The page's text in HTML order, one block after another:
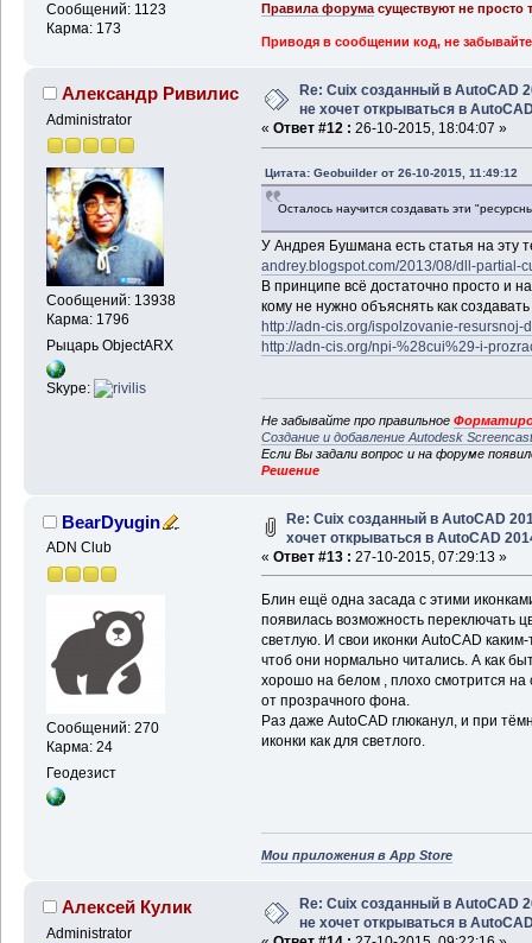
Сообщений: 1123
Карма: 173
Правила форумасуществуют не просто
Приводя в сообщении код, не
Александр Ривилис
Administrator
Сообщений: 13938
Карма: 1796
Рыцарь ObjectARX
Skype:
Re: Cuix созданный в AutoCAD
не хочет открываться в
« Ответ #12 : 26-10-2015, 18:04:07 »
Цитата: Geobuilder от 26-10-2015, 11:49:12
Осталось научится создавать эти
У Андрея Бушмана есть статья на эту
andrey.blogspot.com/2013/08/dll-partial-
В принципе всё достаточно просто и
кому не нужно объяснять как
http://adn-cis.org/ispolzovanie-
http://adn-cis.org/npi-%28cui%29-i-
Не забывайте про правильное
Создание и добавление Autodesk
Если Вы задали вопрос и на форуме
Решение
BearDyugin
ADN Club
Сообщений: 270
Карма: 24
Геодезист
Re: Cuix созданный в AutoCAD
хочет открываться в AutoCAD
« Ответ #13 : 27-10-2015, 07:29:13 »
Блин ещё одна засада с этими
появилась возможность переключать
светлую. И свои иконки AutoCAD
чтоб они нормально читались. А как
хорошо на белом , плохо смотрится на
от прозрачного фона.
Раз даже AutoCAD глюканул, и при
иконки как для светлого.
Мои приложения в App Store
Алексей Кулик
Administrator
Re: Cuix созданный в AutoCAD
не хочет открываться в